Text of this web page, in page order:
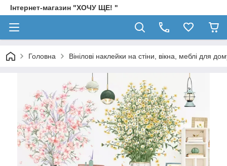
Інтернет-магазин "ХОЧУ ЩЕ! "
Головна Вінілові наклейки на стіни, вікна, меблі для